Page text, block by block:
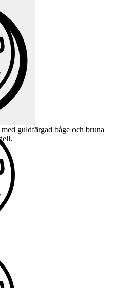
guldfärgad båge och bruna